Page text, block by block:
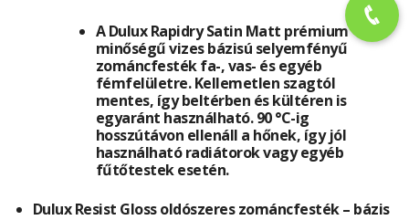
A Dulux Rapidry Satin Matt prémium
minőségű vizes bázisú selyemfényű
zománcfesték fa-, vas- és egyéb
fémfelületre. Kellemetlen szagtól
mentes, így beltérben és kültéren is
egyaránt használható. 90 °C-ig
hosszútávon ellenáll a hőnek, így jól
használható radiátorok vagy egyéb
fűtőtestek esetén.
Dulux Resist Gloss oldószeres zománcfesték – bázis